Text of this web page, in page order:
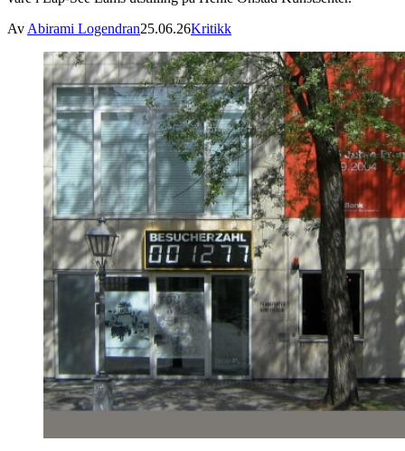
Av Abirami Logendran25.06.26Kritikk